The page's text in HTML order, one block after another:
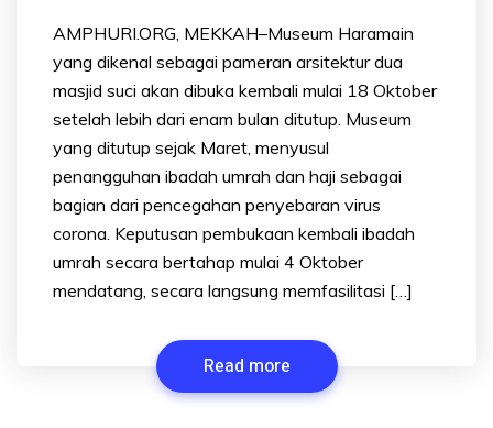
AMPHURI.ORG, MEKKAH–Museum Haramain
yang dikenal sebagai pameran arsitektur dua
masjid suci akan dibuka kembali mulai 18 Oktober
setelah lebih dari enam bulan ditutup. Museum
yang ditutup sejak Maret, menyusul
penangguhan ibadah umrah dan haji sebagai
bagian dari pencegahan penyebaran virus
corona. Keputusan pembukaan kembali ibadah
umrah secara bertahap mulai 4 Oktober
mendatang, secara langsung memfasilitasi […]
Read more